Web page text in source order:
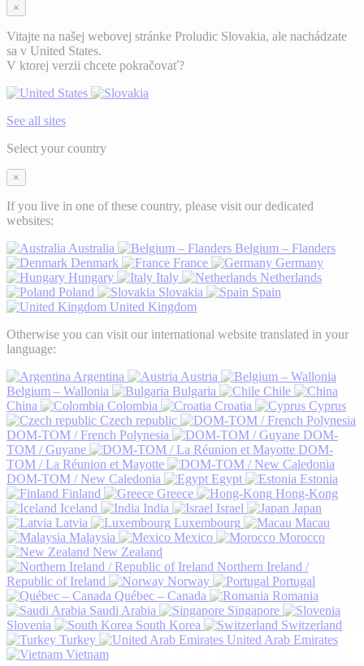
×
Vitajte na našej webovej stránke Proludic Slovakia, ale nachádzate
sa v United States.
V ktorej verzii chcete pokračovať?
See all sites
Select your country
×
If you live in one of these country, please visit our dedicated
websites:
Australia
Belgium – Flanders
Denmark
France
Germany
Hungary
Italy
Netherlands
Poland
Slovakia
Spain
United Kingdom
Otherwise you can visit our international website translated in your
language:
Argentina
Austria
Belgium – Wallonia
Bulgaria
Chile
China
Colombia Croatia
Cyprus
Czech republic
DOM-TOM / French Polynesia
DOM-
TOM / Guyane
DOM-
TOM / La Réunion et Mayotte
DOM-TOM / New Caledonia
Egypt
Estonia
Finland
Greece
Hong-Kong
Iceland
India Israel
Japan
Latvia
Luxembourg
Macau
Malaysia
Mexico
Morocco
New Zealand
Northern Ireland /
Republic of Ireland
Norway
Portugal
Québec – Canada
Romania
Saudi Arabia
Singapore
Slovenia
South Korea
Switzerland
Turkey
United Arab Emirates
Vietnam